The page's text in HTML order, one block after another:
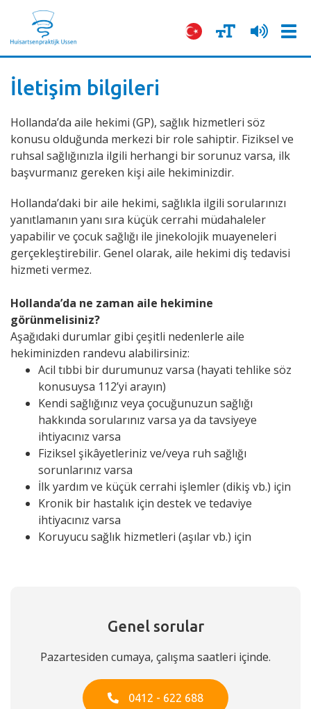
İletişim bilgileri
Hollanda’da aile hekimi (GP), sağlık hizmetleri söz
konusu olduğunda merkezi bir role sahiptir. Fiziksel ve
ruhsal sağlığınızla ilgili herhangi bir sorunuz varsa, ilk
başvurmanız gereken kişi aile hekiminizdir.
Hollanda’daki bir aile hekimi, sağlıkla ilgili sorularınızı
yanıtlamanın yanı sıra küçük cerrahi müdahaleler
yapabilir ve çocuk sağlığı ile jinekolojik muayeneleri
gerçekleştirebilir. Genel olarak, aile hekimi diş tedavisi
hizmeti vermez.
Hollanda’da ne zaman aile hekimine
görünmelisiniz?
Aşağıdaki durumlar gibi çeşitli nedenlerle aile
hekiminizden randevu alabilirsiniz:
Acil tıbbi bir durumunuz varsa (hayati tehlike söz
konusuysa 112’yi arayın)
Kendi sağlığınız veya çocuğunuzun sağlığı
hakkında sorularınız varsa ya da tavsiyeye
ihtiyacınız varsa
Fiziksel şikâyetleriniz ve/veya ruh sağlığı
sorunlarınız varsa
İlk yardım ve küçük cerrahi işlemler (dikiş vb.) için
Kronik bir hastalık için destek ve tedaviye
ihtiyacınız varsa
Koruyucu sağlık hizmetleri (aşılar vb.) için
Genel sorular
Pazartesiden cumaya, çalışma saatleri içinde.
0412 - 622 688